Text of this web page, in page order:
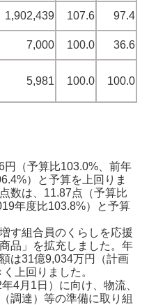
1,902,439 107.6
97.4
7,000 100.0
36.6
5,981 100.0 100.0
（予算比103.0%、前年
）と予算を上回りま
数は、11.87点（予算比
年度比103.8%）と予算
す組合員のくらしを応援
品」を拡充しました。年
は31億9,034万円（計画
上回りました。
4月1日）に向け、物流、
調達）等の準備に取り組